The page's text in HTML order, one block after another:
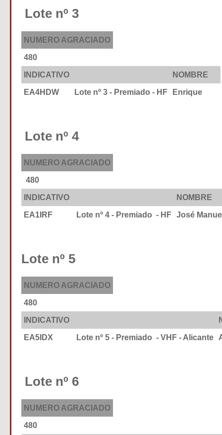
Lote nº 3
NUMERO AGRACIADO
480
INDICATIVO NOMBRE
EA4HDW Lote nº 3 - Premiado - HF Enrique
Lote nº 4
NUMERO AGRACIADO
480
INDICATIVO NOMBRE
EA1IRF Lote nº 4 - Premiado - HF José
Lote nº 5
NUMERO AGRACIADO
480
INDICATIVO
EA5IDX Lote nº 5 - Premiado - VHF - Alicante
Lote nº 6
NUMERO AGRACIADO
480